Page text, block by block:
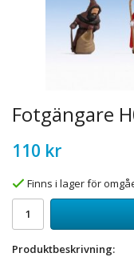
Fotgängare
110 kr
Finns i lager för
Produktbeskrivning: